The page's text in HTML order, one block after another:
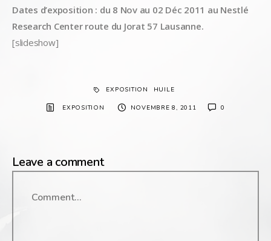
Dates d’exposition : du 8 Nov au 02 Déc 2011 au Nestlé
Research Center route du Jorat 57 Lausanne.
[slideshow]
EXPOSITION HUILE
EXPOSITION NOVEMBRE 8, 2011 0
Leave a comment